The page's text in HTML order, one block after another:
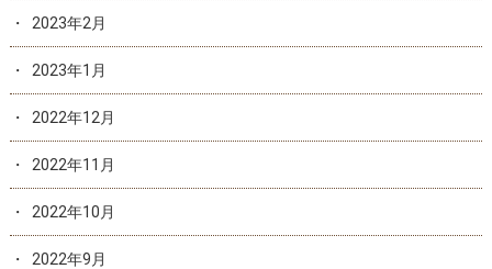
2023年2月
2023年1月
2022年12月
2022年11月
2022年10月
2022年9月